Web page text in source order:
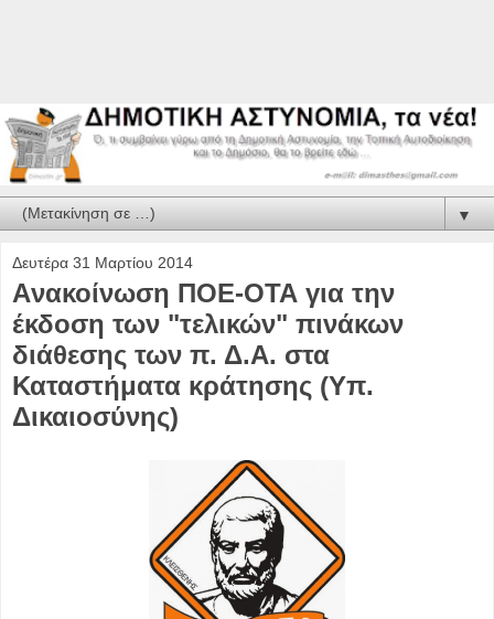
▼
Δευτέρα 31 Μαρτίου 2014
Aνακοίνωση ΠΟΕ-ΟΤΑ για την
έκδοση των "τελικών" πινάκων
διάθεσης των π. Δ.Α. στα
Καταστήματα κράτησης (Υπ.
Δικαιοσύνης)